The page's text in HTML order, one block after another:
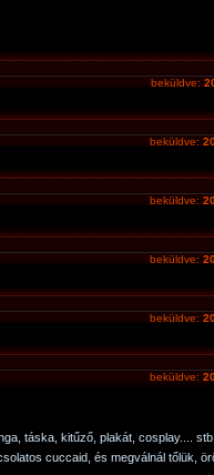
beküldve:
beküldve:
beküldve:
beküldve:
beküldve:
beküldve:
táska, kitűző, plakát, cosplay....
cuccaid, és megválnál tőlük,